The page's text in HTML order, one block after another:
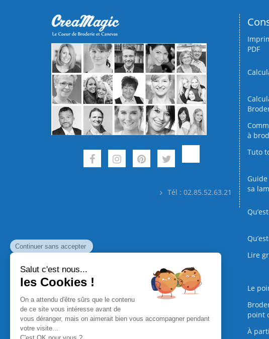
Tél : 02.85.52.63.21
PDF
à
Tuto
sa
Lire
Le
point
À